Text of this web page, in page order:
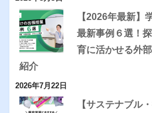
【2026年最新】
最新事例６選！
育に活かせる外
紹介
2026年7月22日
【サステナブル